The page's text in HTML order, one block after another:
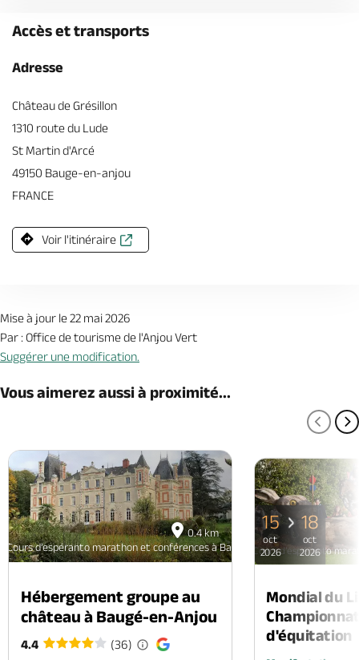
Accès et transports
Adresse
Château de Grésillon
1310 route du Lude
St Martin d'Arcé
49150 Bauge-en-anjou
FRANCE
Voir l'itinéraire
Mise à jour le 22 mai 2026
Par : Office de tourisme de l'Anjou Vert
Suggérer une modification.
Vous aimerez aussi à proximité...
0.4 km
Cours d’espéranto marathon et conférences à Baugé
Hébergement groupe au
château à Baugé-en-Anjou
4.4 (36)
Cours d’espéranto
15
oct
2026
18
oct
2026
Mondial du
d'équitation